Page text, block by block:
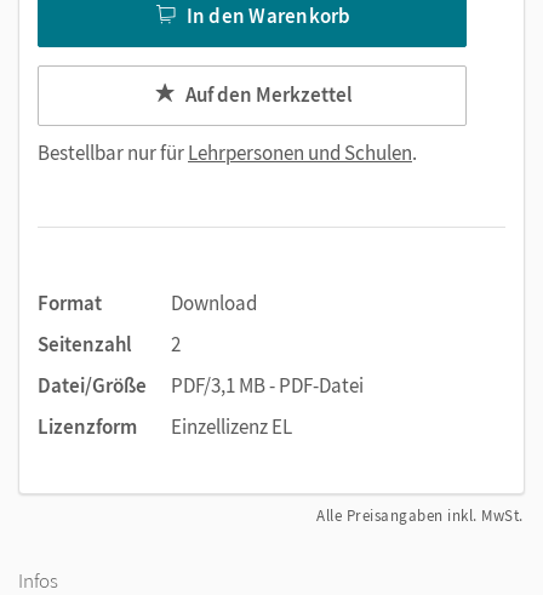
In den Warenkorb
Auf den Merkzettel
Bestellbar nur fürLehrpersonen und Schulen.
Format
Download
Seitenzahl
2
Datei/Größe
PDF/3,1 MB - PDF-Datei
Lizenzform
Einzellizenz EL
Alle Preisangaben inkl. MwSt.
Infos